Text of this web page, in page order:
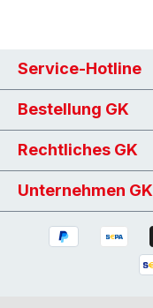
Service-Hotline
Bestellung GK
Rechtliches GK
Unternehmen GK